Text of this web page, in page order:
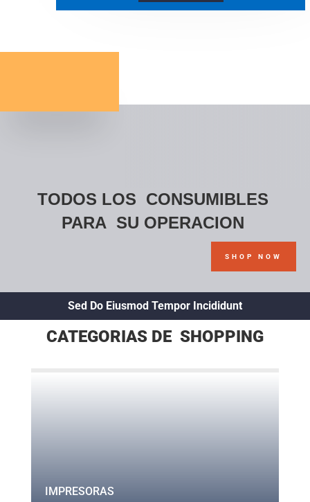
TODOS LOS CONSUMIBLES
PARA SU OPERACION
SHOP NOW
Sed Do Eiusmod Tempor Incididunt
CATEGORIAS DE SHOPPING
IMPRESORAS